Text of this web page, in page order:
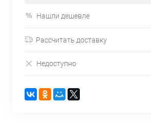
Нашли дешевле
Рассчитать доставку
Недоступно